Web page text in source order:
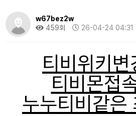
w67bez2w
459회
26-04-24 04:31
티비위키변
티비몬접
누누티비같은